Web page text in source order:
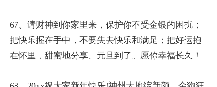
67、请财神到你家里来，保护你不受金银的困扰；
把快乐握在手中，不要失去快乐和满足；把好运抱
在怀里，甜蜜地分享。元旦到了。愿你幸福长久！